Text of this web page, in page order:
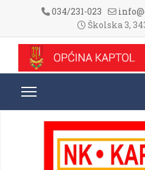
034/231-023
Školska 3,